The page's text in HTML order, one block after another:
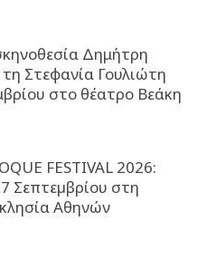
Δημήτρη
Στεφανία Γουλιώτη
στο θέατρο Βεάκη
FESTIVAL 2026:
Σεπτεµβρίου στη
Αθηνών